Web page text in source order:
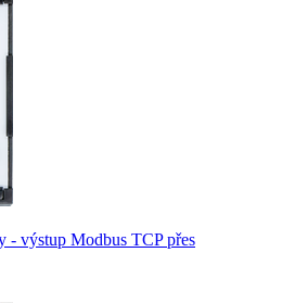
výstup Modbus TCP přes